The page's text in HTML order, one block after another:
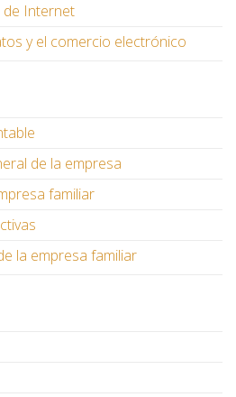
de Internet
y el comercio electrónico
de la empresa
familiar
la empresa familiar